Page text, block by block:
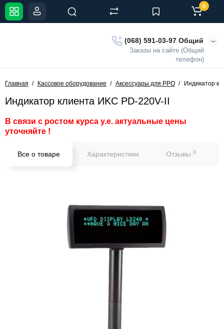
(068) 591-03-97 Общий
Заказы на сайте (Общий
телефон)
0
Главная Кассовое оборудование Аксессуары для РРО Индикатор
Индикатор клиента ИKC PD-220V-II
В связи с ростом курса у.е. актуальные цены
уточняйте !
Все о товаре Характеристики Отзывы 0